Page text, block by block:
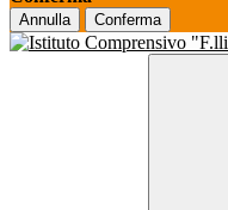
Annulla Conferma